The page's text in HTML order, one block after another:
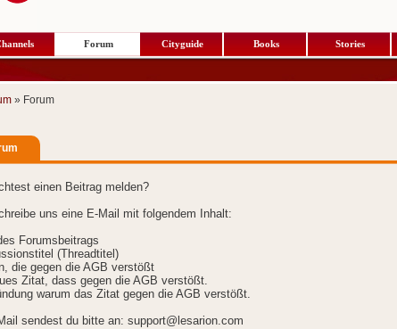
Forum Cityguide Books Stories
» Forum
einen Beitrag melden?
uns eine E-Mail mit folgendem Inhalt:
Forumsbeitrags
(Threadtitel)
die gegen die AGB verstößt
Zitat, dass gegen die AGB verstößt.
warum das Zitat gegen die AGB verstößt.
sendest du bitte an: support@lesarion.com